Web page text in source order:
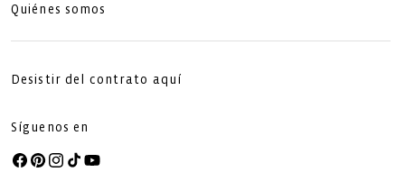
Quiénes somos
Desistir del contrato aquí
Síguenos en
Facebook
Pinterest
Instagram
TikTokYouTube